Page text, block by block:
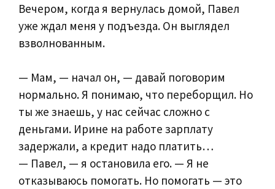
Вечером, когда я вернулась домой, Павел
уже ждал меня у подъезда. Он выглядел
взволнованным.
— Мам, — начал он, — давай поговорим
нормально. Я понимаю, что переборщил. Но
ты же знаешь, у нас сейчас сложно с
деньгами. Ирине на работе зарплату
задержали, а кредит надо платить…
— Павел, — я остановила его. — Я не
отказываюсь помогать. Но помогать — это